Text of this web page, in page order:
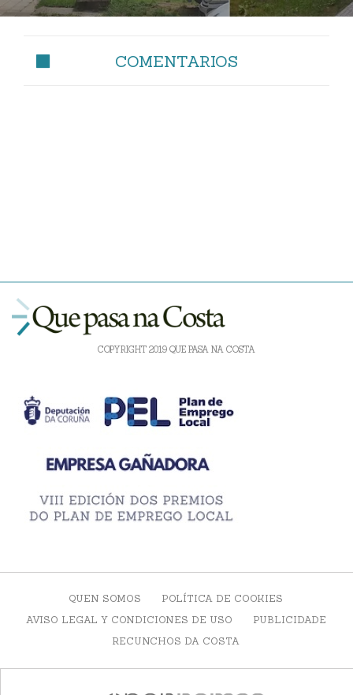
COMENTARIOS
COPYRIGHT 2019 QUE PASA NA COSTA
QUEN SOMOS
POLÍTICA DE COOKIES
AVISO LEGAL Y CONDICIONES DE USO
PUBLICIDADE
RECUNCHOS DA COSTA